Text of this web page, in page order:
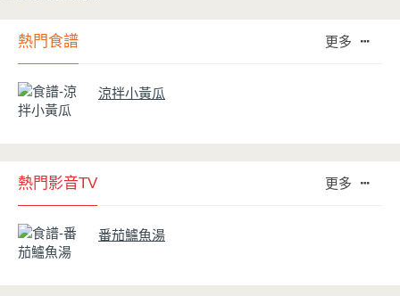
熱門食譜 更多
涼拌小黃瓜
熱門影音TV 更多
番茄鱸魚湯